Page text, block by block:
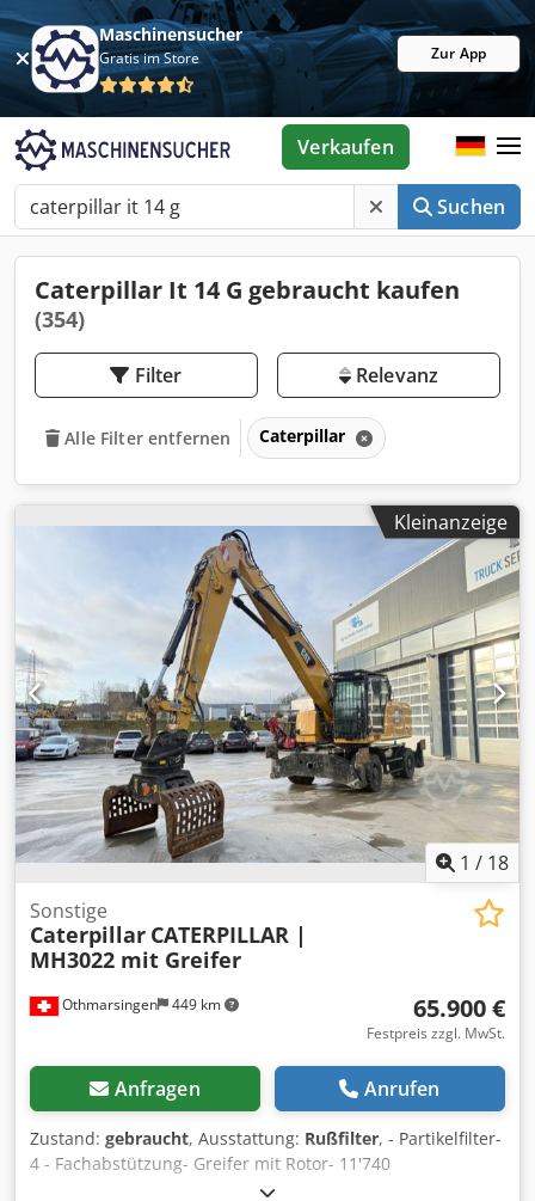
Maschinensucher
Gratis im Store Zur App
Suchen
Verkaufen
Caterpillar It 14 G gebraucht kaufen
(354)
Filter Relevanz
Alle Filter entfernen Caterpillar
Kleinanzeige
1 / 18
Othmarsingen 449 km
Sonstige
Caterpillar CATERPILLAR |
MH3022 mit Greifer
65.900 €
Festpreis zzgl. MwSt.
Anfragen Anrufen
Zustand: gebraucht, Ausstattung: Rußfilter, - Partikelfilter-
4 - Fachabstützung- Greifer mit Rotor- 11'740
Stunden&nbsp,Federung: Hydraulisch Dsdpfoy Srd Ejx Al